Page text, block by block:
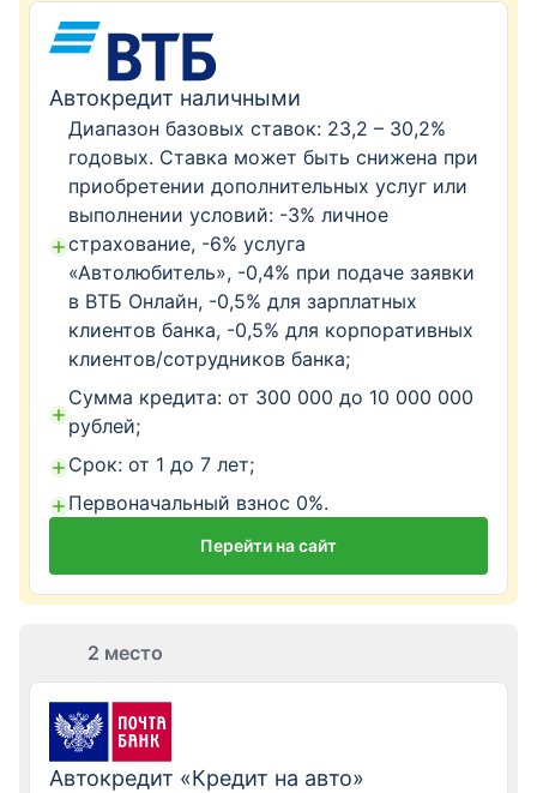
Перейти на сайт
Автокредит наличными
Диапазон базовых ставок: 23,2 – 30,2%
годовых. Ставка может быть снижена при
приобретении дополнительных услуг или
выполнении условий: -3% личное
страхование, -6% услуга
«Автолюбитель», -0,4% при подаче заявки
в ВТБ Онлайн, -0,5% для зарплатных
клиентов банка, -0,5% для корпоративных
клиентов/сотрудников банка;
Сумма кредита: от 300 000 до 10 000 000
рублей;
Срок: от 1 до 7 лет;
Первоначальный взнос 0%.
2 место
Автокредит «Кредит на авто»